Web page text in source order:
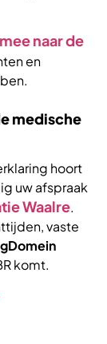
naar de
en
medische
hoort
uw afspraak
Waalre.
vaste
komt.